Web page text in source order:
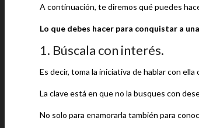
A continuación, te diremos qué puedes
Lo que debes hacer para conquistar a
1. Búscala con interés.
Es decir, toma la iniciativa de hablar con ella
La clave está en que no la busques con
No solo para enamorarla también para